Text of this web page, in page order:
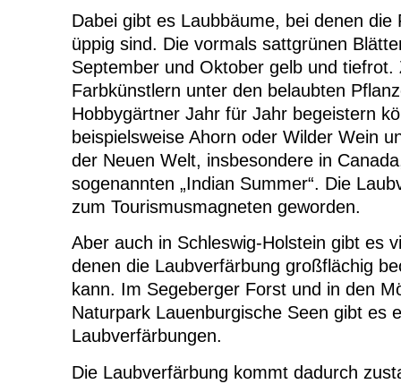
Dabei gibt es Laubbäume, bei denen die
üppig sind. Die vormals sattgrünen
September und Oktober gelb und tiefrot.
Farbkünstlern unter den belaubten
Hobbygärtner Jahr für Jahr begeistern
beispielsweise Ahorn oder Wilder Wein
der Neuen Welt, insbesondere in
sogenannten „Indian Summer“. Die
zum Tourismusmagneten geworden.
Aber auch in Schleswig-Holstein gibt es
denen die Laubverfärbung großflächig
kann. Im Segeberger Forst und in den
Naturpark Lauenburgische Seen gibt es
Laubverfärbungen.
Die Laubverfärbung kommt dadurch